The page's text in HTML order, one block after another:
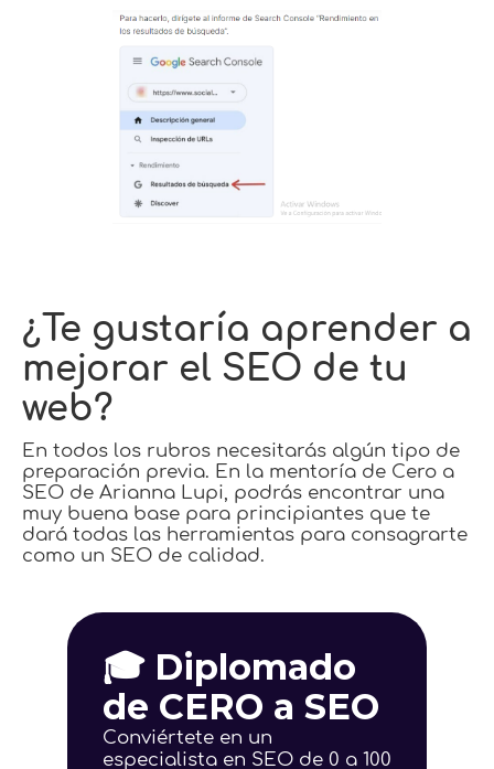
¿Te gustaría aprender a
mejorar el SEO de tu
web?
En todos los rubros necesitarás algún tipo de
preparación previa. En la mentoría de Cero a
SEO de Arianna Lupi, podrás encontrar una
muy buena base para principiantes que te
dará todas las herramientas para consagrarte
como un SEO de calidad.
🎓 Diplomado
de CERO a SEO
Conviértete en un
especialista en SEO de 0 a 100